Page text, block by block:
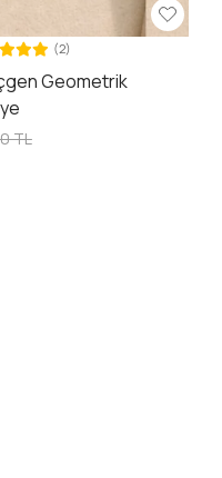
(2)
Geometrik
TL